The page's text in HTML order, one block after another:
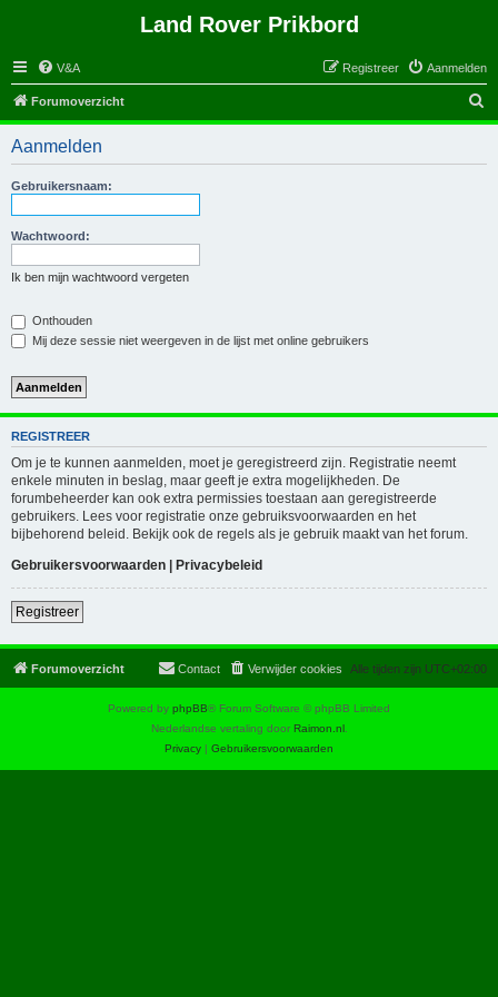
Land Rover Prikbord
V&A Aanmelden
Registreer
Forumoverzicht
o
Aanmelden
Gebruikersnaam:
Wachtwoord:
Ik ben mijn wachtwoord vergeten
Onthouden
Mij deze sessie niet weergeven in de lijst met online gebruikers
REGISTREER
Om je te kunnen aanmelden, moet je geregistreerd zijn. Registratie neemt
enkele minuten in beslag, maar geeft je extra mogelijkheden. De
forumbeheerder kan ook extra permissies toestaan aan geregistreerde
gebruikers. Lees voor registratie onze gebruiksvoorwaarden en het
bijbehorend beleid. Bekijk ook de regels als je gebruik maakt van het forum.
Gebruikersvoorwaarden | Privacybeleid
Registreer
Forumoverzicht Alle tijden zijn UTC+02:00
Verwijder cookies
Contact
Powered by phpBB® Forum Software © phpBB Limited
Nederlandse vertaling door Raimon.nl.
Privacy | Gebruikersvoorwaarden